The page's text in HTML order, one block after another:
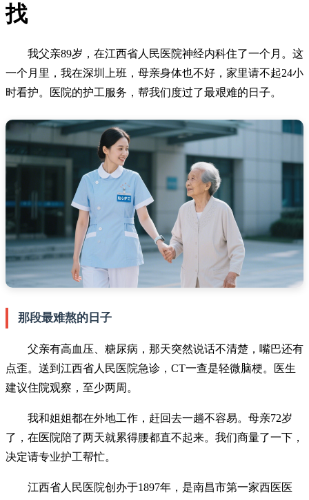
找
我父亲89岁，在江西省人民医院神经内科住了一个月。这
一个月里，我在深圳上班，母亲身体也不好，家里请不起24小
时看护。医院的护工服务，帮我们度过了最艰难的日子。
那段最难熬的日子
父亲有高血压、糖尿病，那天突然说话不清楚，嘴巴还有
点歪。送到江西省人民医院急诊，CT一查是轻微脑梗。医生
建议住院观察，至少两周。
我和姐姐都在外地工作，赶回去一趟不容易。母亲72岁
了，在医院陪了两天就累得腰都直不起来。我们商量了一下，
决定请专业护工帮忙。
江西省人民医院创办于1897年，是南昌市第一家西医医